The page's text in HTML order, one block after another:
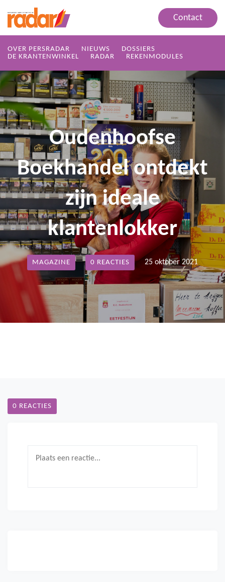
Contact
OVER PERSRADAR NIEUWS
DOSSIERS
DE KRANTENWINKEL
RADAR REKENMODULES
Oudenhoofse
Boekhandel ontdekt
zijn ideale
klantenlokker
MAGAZINE 0 REACTIES 25 oktober 2021
0 REACTIES